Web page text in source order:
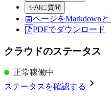
✨AIに質問
ページをMarkdownと
PDFでダウンロード
クラウドのステータス
正常稼働中
ステータスを確認する